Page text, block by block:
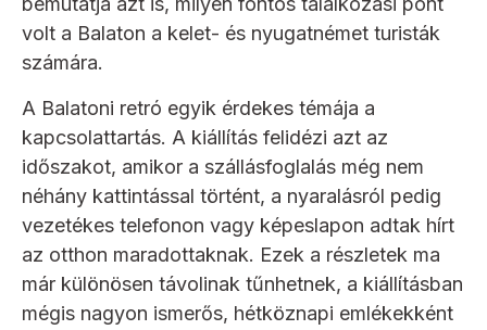
volt a Balaton a kelet- és nyugatnémet turisták
számára.
A Balatoni retró egyik érdekes témája a
kapcsolattartás. A kiállítás felidézi azt az
időszakot, amikor a szállásfoglalás még nem
néhány kattintással történt, a nyaralásról pedig
vezetékes telefonon vagy képeslapon adtak hírt
az otthon maradottaknak. Ezek a részletek ma
már különösen távolinak tűnhetnek, a kiállításban
mégis nagyon ismerős, hétköznapi emlékekként